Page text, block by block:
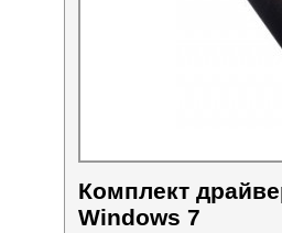
Комплект
Windows 7